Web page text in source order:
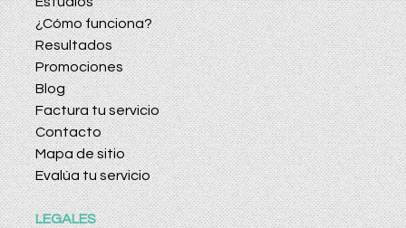
¿Cómo funciona?
Resultados
Promociones
Blog
Factura tu servicio
Contacto
Mapa de sitio
Evalúa tu servicio
LEGALES